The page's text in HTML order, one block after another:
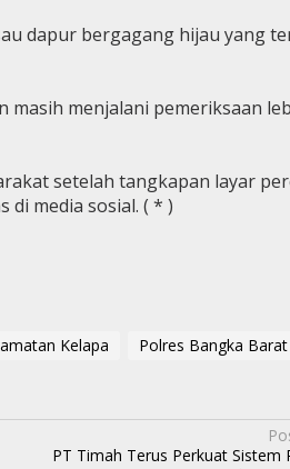
dapur bergagang hijau yang
masih menjalani pemeriksaan
setelah tangkapan layar
di media sosial. ( * )
Kelapa
Polres Bangka Barat
PT Timah Terus Perkuat Sistem